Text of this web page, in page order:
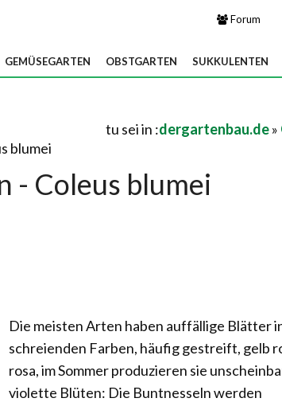
Forum
GEMÜSEGARTEN OBSTGARTEN SUKKULENTEN
tu sei in :dergartenbau.de»
blumei
- Coleus blumei
Die meisten Arten haben auffällige Blätter
schreienden Farben, häufig gestreift, gelb
rosa, im Sommer produzieren sie
violette Blüten: Die Buntnesseln werden